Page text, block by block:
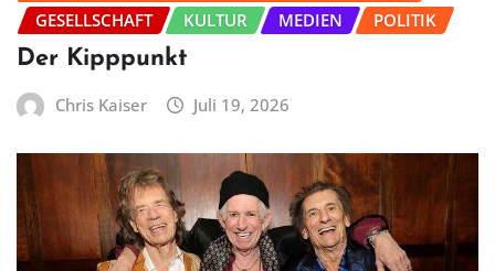
GESELLSCHAFT
KULTUR MEDIEN POLITIK
Der Kipppunkt
Chris Kaiser Juli 19, 2026